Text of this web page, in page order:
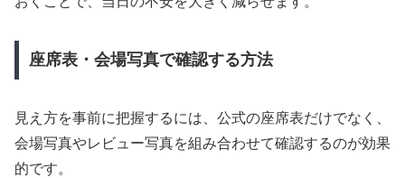
座席表・会場写真で確認する方法
見え方を事前に把握するには、公式の座席表だけでなく、
会場写真やレビュー写真を組み合わせて確認するのが効果
的です。